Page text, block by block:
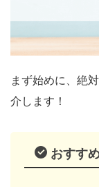
まず始めに、絶
介します！
おすす